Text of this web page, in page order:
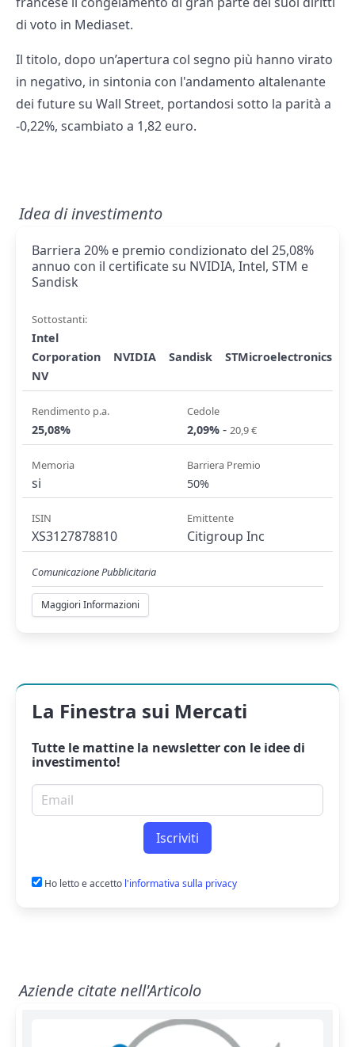
di voto in Mediaset.
Il titolo, dopo un’apertura col segno più hanno virato
in negativo, in sintonia con l'andamento altalenante
dei future su Wall Street, portandosi sotto la parità a
-0,22%, scambiato a 1,82 euro.
Idea di investimento
Barriera 20% e premio condizionato del 25,08%
annuo con il certificate su NVIDIA, Intel, STM e
Sandisk
Sottostanti:
Intel
Corporation
NVIDIA Sandisk
STMicroelectronics
NV
Rendimento p.a.
25,08%
Cedole
2,09% - 20,9 €
Memoria
si
Barriera Premio
50%
ISIN
XS3127878810
Emittente
Citigroup Inc
Comunicazione Pubblicitaria
Maggiori Informazioni
La Finestra sui Mercati
Tutte le mattine la newslettercon le idee di
investimento!
Email per newsletter
Iscriviti
Ho letto e accetto l'informativa sulla privacy
Aziende citate nell'Articolo